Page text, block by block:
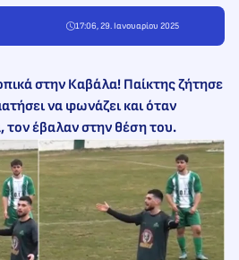
17:06, 29. Ιανουαρίου 2025
στην Καβάλα! Παίκτης ζήτησε
να φωνάζει και όταν
τον έβαλαν στην θέση του.